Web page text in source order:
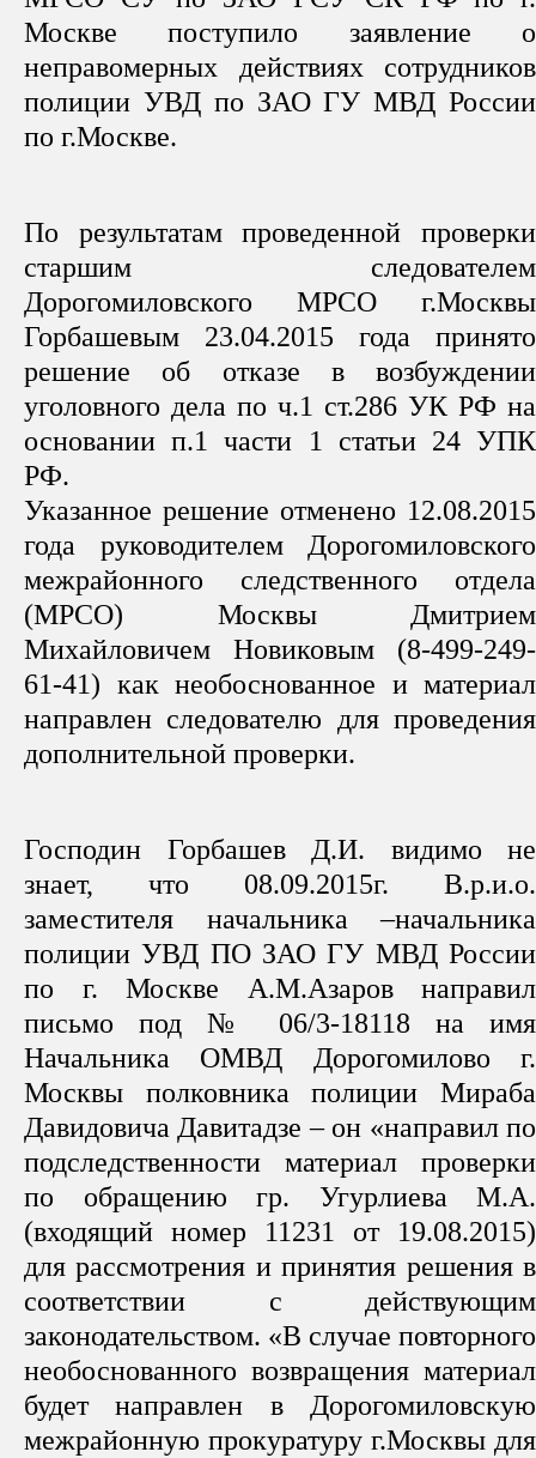
Москве поступило заявление о
неправомерных действиях сотрудников
полиции УВД по ЗАО ГУ МВД России
по г.Москве.
По результатам проведенной проверки
старшим следователем
Дорогомиловского МРСО г.Москвы
Горбашевым 23.04.2015 года принято
решение об отказе в возбуждении
уголовного дела по ч.1 ст.286 УК РФ на
основании п.1 части 1 статьи 24 УПК
РФ.
Указанное решение отменено 12.08.2015
года руководителем Дорогомиловского
межрайонного следственного отдела
(МРСО) Москвы Дмитрием
Михайловичем Новиковым (8-499-249-
61-41) как необоснованное и материал
направлен следователю для проведения
дополнительной проверки.
Господин Горбашев Д.И. видимо не
знает, что 08.09.2015г. В.р.и.о.
заместителя начальника –начальника
полиции УВД ПО ЗАО ГУ МВД России
по г. Москве А.М.Азаров направил
письмо под № 06/3-18118 на имя
Начальника ОМВД Дорогомилово г.
Москвы полковника полиции Мираба
Давидовича Давитадзе – он «направил по
подследственности материал проверки
по обращению гр. Угурлиева М.А.
(входящий номер 11231 от 19.08.2015)
для рассмотрения и принятия решения в
соответствии с действующим
законодательством. «В случае повторного
необоснованного возвращения материал
будет направлен в Дорогомиловскую
межрайонную прокуратуру г.Москвы для